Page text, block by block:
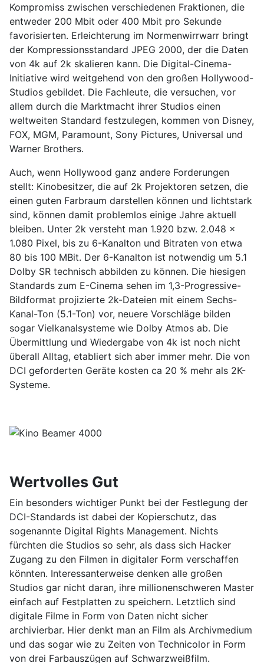
Kompromiss zwischen verschiedenen Fraktionen, die
entweder 200 Mbit oder 400 Mbit pro Sekunde
favorisierten. Erleichterung im Normenwirrwarr bringt
der Kompressionsstandard JPEG 2000, der die Daten
von 4k auf 2k skalieren kann. Die Digital-Cinema-
Initiative wird weitgehend von den großen Hollywood-
Studios gebildet. Die Fachleute, die versuchen, vor
allem durch die Marktmacht ihrer Studios einen
weltweiten Standard festzulegen, kommen von Disney,
FOX, MGM, Paramount, Sony Pictures, Universal und
Warner Brothers.
Auch, wenn Hollywood ganz andere Forderungen
stellt: Kinobesitzer, die auf 2k Projektoren setzen, die
einen guten Farbraum darstellen können und lichtstark
sind, können damit problemlos einige Jahre aktuell
bleiben. Unter 2k versteht man 1.920 bzw. 2.048 x
1.080 Pixel, bis zu 6-Kanalton und Bitraten von etwa
80 bis 100 MBit. Der 6-Kanalton ist notwendig um 5.1
Dolby SR technisch abbilden zu können. Die hiesigen
Standards zum E-Cinema sehen im 1,3-Progressive-
Bildformat projizierte 2k-Dateien mit einem Sechs-
Kanal-Ton (5.1-Ton) vor, neuere Vorschläge bilden
sogar Vielkanalsysteme wie Dolby Atmos ab. Die
Übermittlung und Wiedergabe von 4k ist noch nicht
überall Alltag, etabliert sich aber immer mehr. Die von
DCI geforderten Geräte kosten ca 20 % mehr als 2K-
Systeme.
Wertvolles Gut
Ein besonders wichtiger Punkt bei der Festlegung der
DCI-Standards ist dabei der Kopierschutz, das
sogenannte Digital Rights Management. Nichts
fürchten die Studios so sehr, als dass sich Hacker
Zugang zu den Filmen in digitaler Form verschaffen
könnten. Interessanterweise denken alle großen
Studios gar nicht daran, ihre millionenschweren Master
einfach auf Festplatten zu speichern. Letztlich sind
digitale Filme in Form von Daten nicht sicher
archivierbar. Hier denkt man an Film als Archivmedium
und das sogar wie zu Zeiten von Technicolor in Form
von drei Farbauszügen auf Schwarzweißfilm.